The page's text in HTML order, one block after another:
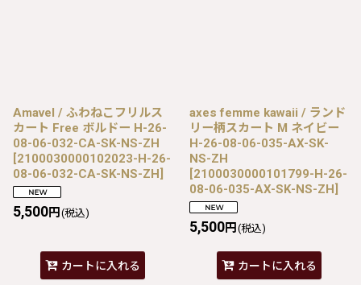
Amavel / ふわねこフリルス
カート Free ボルドー H-26-
08-06-032-CA-SK-NS-ZH
[2100030000102023-H-26-
08-06-032-CA-SK-NS-ZH]
5,500円 (税込)
カートに入れる
axes femme kawaii / ランド
リー柄スカート M ネイビー
H-26-08-06-035-AX-SK-
NS-ZH
[2100030000101799-H-26-
08-06-035-AX-SK-NS-ZH]
5,500円 (税込)
カートに入れる